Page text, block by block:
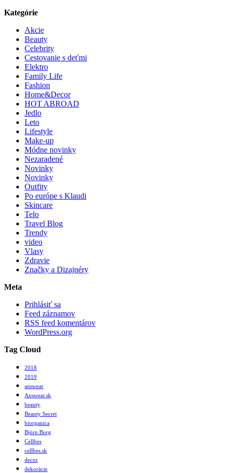
Kategórie
Akcie
Beauty
Celebrity
Cestovanie s deťmi
Elektro
Family Life
Fashion
Home&Decor
HOT ABROAD
Jedlo
Leto
Lifestyle
Make-up
Módne novinky
Nezaradené
Novinky
Novinky
Outfity
Po európe s Klaudi
Skincare
Telo
Travel Blog
Trendy
video
Vlasy
Zdravie
Značky a Dizajnéry
Meta
Prihlásiť sa
Feed záznamov
RSS feed komentárov
WordPress.org
Tag Cloud
2018
2019
answear
Answear.sk
beauty
Beauty Secret
biorganica
Björn Borg
Cellbes
cellbes.sk
decor
dekorácie